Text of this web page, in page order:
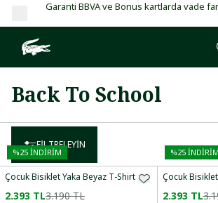
Garanti BBVA ve Bonus kartlarda vade
Back To School
FILTRELEYIN
%25 İNDİRİM
Çocuk Bisiklet Yaka Beyaz T-Shirt
2.393 TL3.190 TL
%25İNDİRİM
Çocuk
2.393 TL